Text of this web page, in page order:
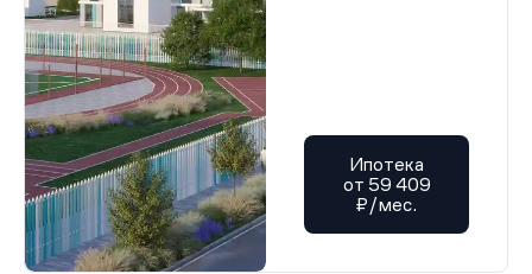
Ипотека
от 59 409
₽/мес.